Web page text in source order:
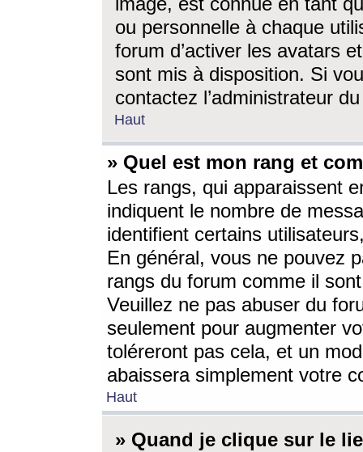
ou personnelle à chaque
forum d’activer les avatars
sont mis à disposition. Si
contactez l’administrateur
Haut
» Quel est mon rang et
Les rangs, qui apparaissent
indiquent le nombre de
identifient certains
En général, vous ne pouvez
rangs du forum comme il
Veuillez ne pas abuser du
seulement pour augmenter
toléreront pas cela, et un
abaissera simplement votre
Haut
» Quand je clique sur le